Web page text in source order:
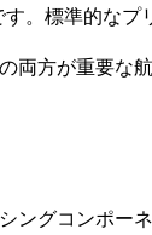
。標準的なプ
両方が重要な航
ングコンポー